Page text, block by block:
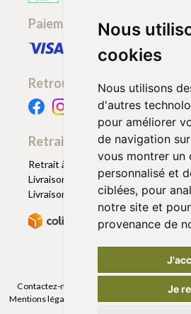
Nous
cookies
Nous utilisons
d'autres
pour améliorer
de navigation
vous montrer un
personnalisé et
ciblées, pour
notre site et
provenance de
Je
Paiement sécurisé
Retrouvez-nous
Retrait - Livraison
Retrait à la pharmacie - Click &
Livraison en Point Relais
Livraison à domicile
Contactez-nous |
Mentions légales